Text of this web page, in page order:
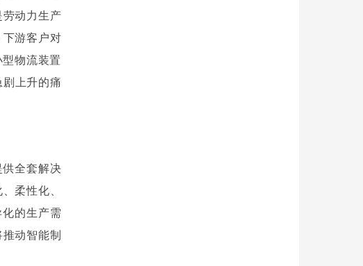
动力生产
下游客户对
物流装置
剧上升的痛
全套解决
柔性化、
的生产需
动智能制